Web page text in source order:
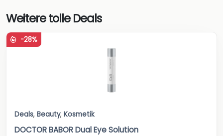
Weitere tolle Deals
-28%
Deals, Beauty, Kosmetik
DOCTOR BABOR Dual Eye Solution